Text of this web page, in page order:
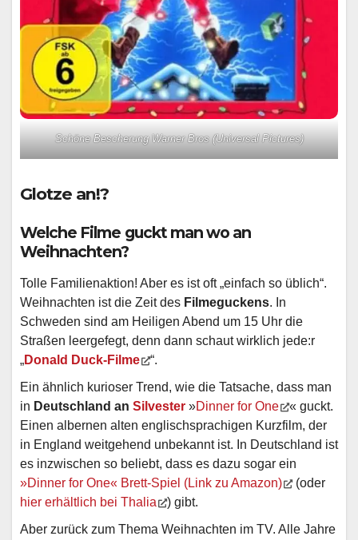
Schöne Bescherung Warner Bros (Universal Pictures)
Glotze an!?
Welche Filme guckt man wo an
Weihnachten?
Tolle Familienaktion! Aber es ist oft „einfach so üblich“.
Weihnachten ist die Zeit des Filmeguckens. In
Schweden sind am Heiligen Abend um 15 Uhr die
Straßen leergefegt, denn dann schaut wirklich jede:r
„Donald Duck-Filme
“.
Ein ähnlich kurioser Trend, wie die Tatsache, dass man
in Deutschland an Silvester »Dinner for One
« guckt.
Einen albernen alten englischsprachigen Kurzfilm, der
in England weitgehend unbekannt ist. In Deutschland ist
es inzwischen so beliebt, dass es dazu sogar ein
»Dinner for One« Brett-Spiel (Link zu Amazon)
(oder
hier erhältlich bei Thalia
) gibt.
Aber zurück zum Thema Weihnachten im TV. Alle Jahre